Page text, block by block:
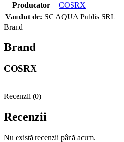
Producator
COSRX
Vandut de: SC AQUA Publis SRL
Brand
Brand
COSRX
Recenzii (0)
Recenzii
Nu există recenzii până acum.